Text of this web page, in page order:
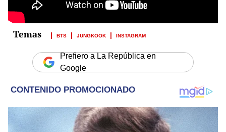
BTS JUNGKOOK INSTAGRAM
Prefiero a La República en
Google